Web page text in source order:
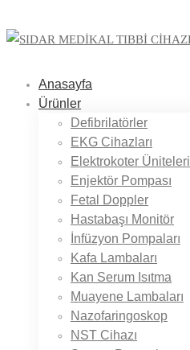
Anasayfa
Ürünler
Defibrilatörler
EKG Cihazları
Elektrokoter Üniteleri
Enjektör Pompası
Fetal Doppler
Hastabaşı Monitör
İnfüzyon Pompaları
Kafa Lambaları
Kan Serum Isıtma
Muayene Lambaları
Nazofaringoskop
NST Cihazı